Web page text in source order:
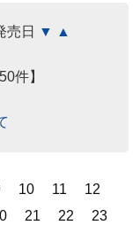
売日 ▼ ▲
件】
10 11
12
21 22
23